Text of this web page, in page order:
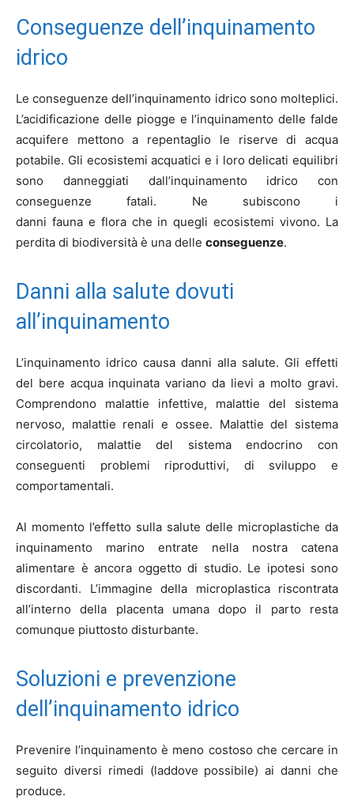
Conseguenze dell’inquinamento
idrico
Le conseguenze dell’inquinamento idrico sono molteplici.
L’acidificazione delle piogge e l’inquinamento delle falde
acquifere mettono a repentaglio le riserve di acqua
potabile. Gli ecosistemi acquatici e i loro delicati equilibri
sono danneggiati dall’inquinamento idrico con
conseguenze fatali. Ne subiscono i
danni fauna e flora che in quegli ecosistemi vivono. La
perdita di biodiversità è una delle conseguenze.
Danni alla salute dovuti
all’inquinamento
L’inquinamento idrico causa danni alla salute. Gli effetti
del bere acqua inquinata variano da lievi a molto gravi.
Comprendono malattie infettive, malattie del sistema
nervoso, malattie renali e ossee. Malattie del sistema
circolatorio, malattie del sistema endocrino con
conseguenti problemi riproduttivi, di sviluppo e
comportamentali.
Al momento l’effetto sulla salute delle microplastiche da
inquinamento marino entrate nella nostra catena
alimentare è ancora oggetto di studio. Le ipotesi sono
discordanti. L’immagine della microplastica riscontrata
all’interno della placenta umana dopo il parto resta
comunque piuttosto disturbante.
Soluzioni e prevenzione
dell’inquinamento idrico
Prevenire l’inquinamento è meno costoso che cercare in
seguito diversi rimedi (laddove possibile) ai danni che
produce.